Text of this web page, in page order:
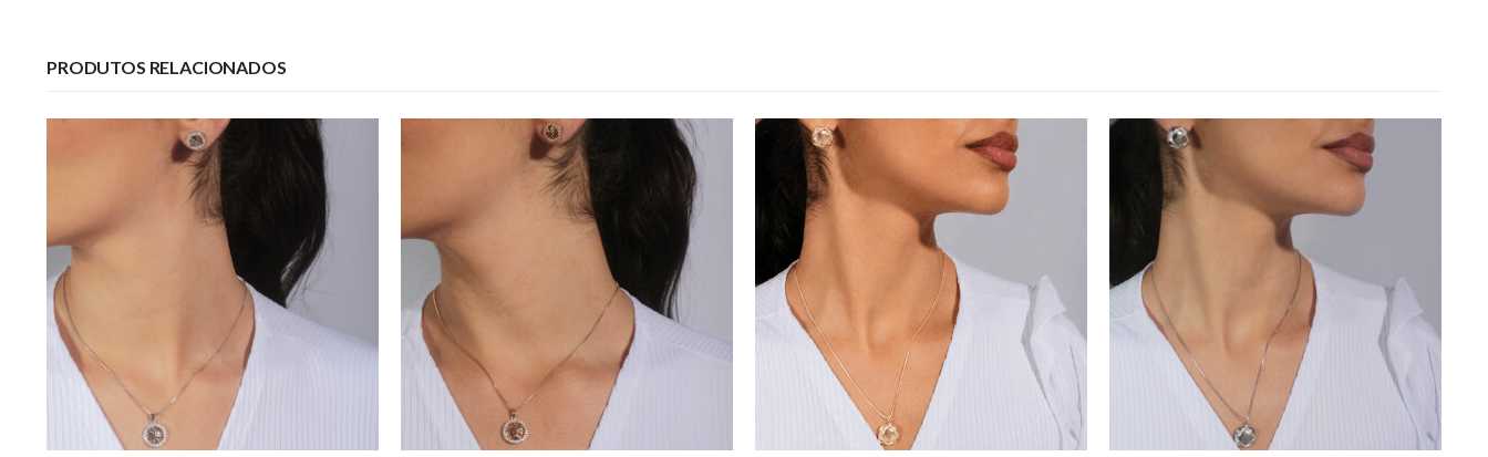
PRODUTOS RELACIONADOS